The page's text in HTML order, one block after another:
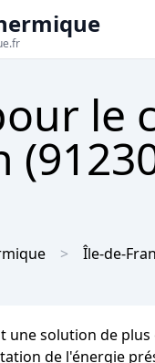
le
Île-de-
une solution de
de l'énergie